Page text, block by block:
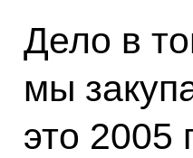
Дело в
мы
это 2005